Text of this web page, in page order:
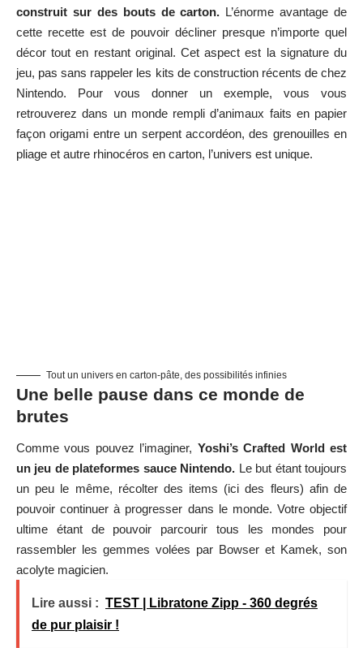
construit sur des bouts de carton. L’énorme avantage de
cette recette est de pouvoir décliner presque n’importe quel
décor tout en restant original. Cet aspect est la signature du
jeu, pas sans rappeler les kits de construction récents de chez
Nintendo. Pour vous donner un exemple, vous vous
retrouverez dans un monde rempli d’animaux faits en papier
façon origami entre un serpent accordéon, des grenouilles en
pliage et autre rhinocéros en carton, l’univers est unique.
Tout un univers en carton-pâte, des possibilités infinies
Une belle pause dans ce monde de
brutes
Comme vous pouvez l’imaginer, Yoshi’s Crafted World est
un jeu de plateformes sauce Nintendo. Le but étant toujours
un peu le même, récolter des items (ici des fleurs) afin de
pouvoir continuer à progresser dans le monde. Votre objectif
ultime étant de pouvoir parcourir tous les mondes pour
rassembler les gemmes volées par Bowser et Kamek, son
acolyte magicien.
Lire aussi : TEST | Libratone Zipp - 360 degrés
de pur plaisir !